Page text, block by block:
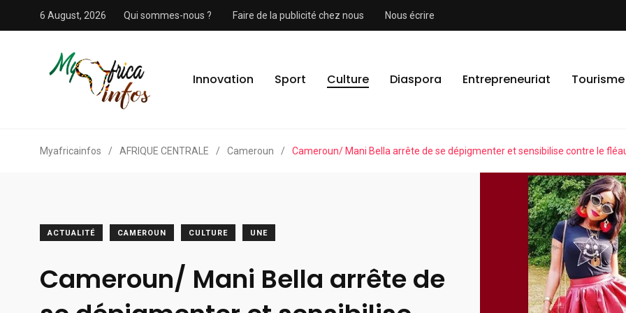
6 August, 2026 Qui sommes-nous ? Faire de la publicité chez nous Nous écrire
Innovation Sport Culture Diaspora Entrepreneuriat Tourisme
Myafricainfos / AFRIQUE CENTRALE / Cameroun / Cameroun/ Mani Bella arrête de se dépigmenter et sensibilise contre le
ACTUALITÉ CAMEROUN CULTURE UNE
Cameroun/ Mani Bella arrête de